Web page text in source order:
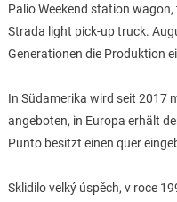
Palio Weekend station
Strada light pick-up truck.
Generationen die Produktion
In Südamerika wird seit 2017
angeboten, in Europa erhält
Punto besitzt einen quer
Sklidilo velký úspěch, v roce